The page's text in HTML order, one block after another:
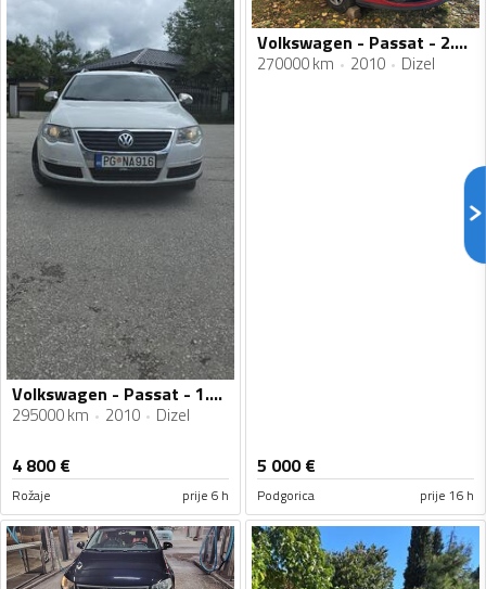
Volkswagen - Passat - 1.6 77 kw
295000 km 2010 Dizel
4 800€
Rožaje prije 6 h
Volkswagen - Passat - 2.0tdi 103kw
270000 km 2010 Dizel
5 000€
Podgorica prije 16 h